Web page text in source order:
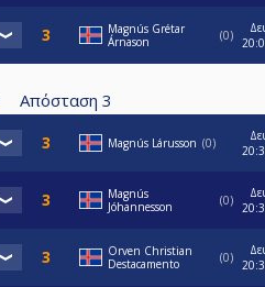
Magnús Grétar
Árnason
0
Απόσταση 3
Magnús Lárusson 0
Magnús
Jóhannesson
0
Orven Christian
Destacamento
0